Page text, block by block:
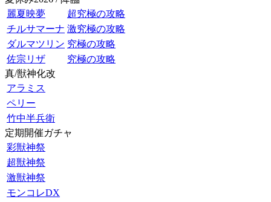
麗夏映夢
超究極の攻略
チルサマーナ 激究極の攻略
ダルマツリン 究極の攻略
佐宗リザ
究極の攻略
真/獣神化改
アラミス
ペリー
竹中半兵衛
定期開催ガチャ
彩獣神祭
超獣神祭
激獣神祭
モンコレDX